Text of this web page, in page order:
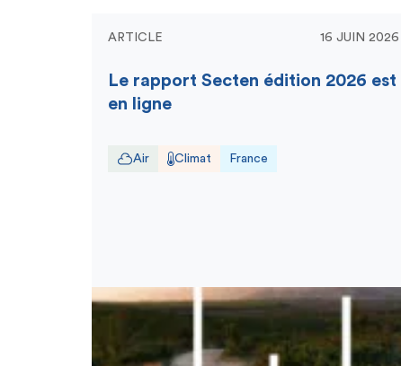
ARTICLE 16 JUIN 2026
Le rapport Secten édition 2026 est
en ligne
Air Climat France